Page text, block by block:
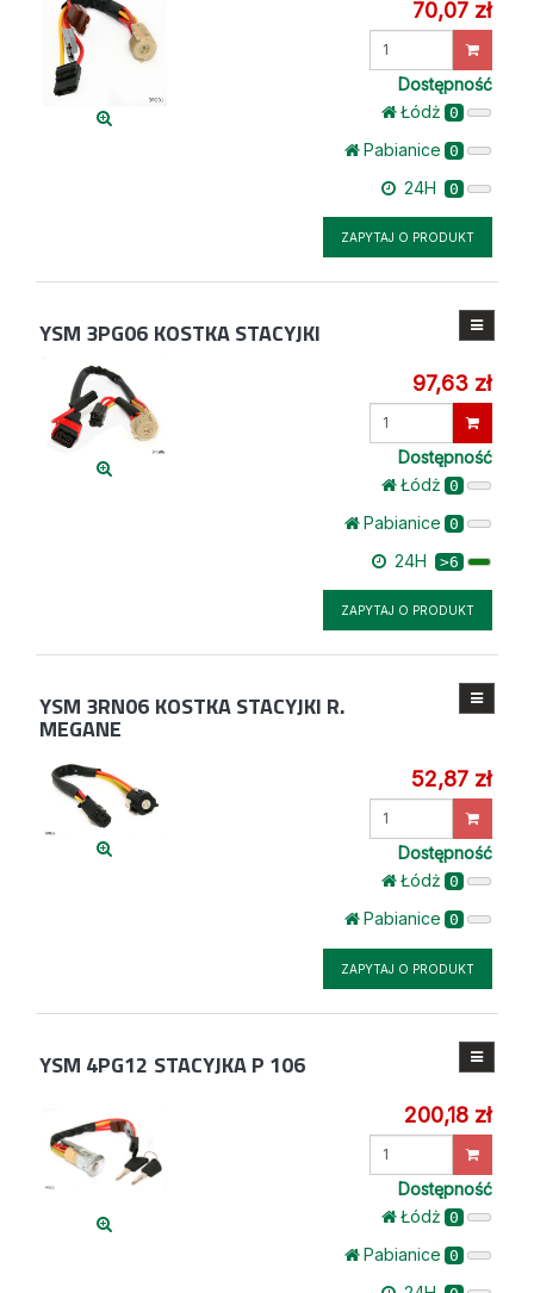
70,07 zł
Wprowadź
Dostępność
Łódż 0
Pabianice 0
24H 0
ZAPYTAJ O PRODUKT
YSM 3PG06 KOSTKA STACYJKI
97,63 zł
Wprowadź
Dostępność
Łódż 0
Pabianice 0
24H >6
ZAPYTAJ O PRODUKT
YSM 3RN06 KOSTKA STACYJKI R.
MEGANE
52,87 zł
Wprowadź
Dostępność
Łódż 0
Pabianice 0
ZAPYTAJ O PRODUKT
YSM 4PG12 STACYJKA P 106
200,18 zł
Wprowadź
Dostępność
Łódż 0
Pabianice 0